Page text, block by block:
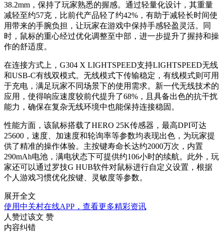
38.2mm，保持了玩家熟悉的握感。通过轻量化设计，其重量
减轻至约57克，比前代产品轻了约42%，有助于减轻长时间使
用带来的手腕负担，让玩家在游戏中保持手感轻盈灵活。同
时，鼠标的重心经过优化调整至中部，进一步提升了握持和操
作的舒适度。
在连接方式上，G304 X LIGHTSPEED支持LIGHTSPEED无线
和USB-C有线双模式。无线模式下传输稳定，有线模式则可用
于充电，满足玩家不同场景下的使用需求。新一代无线技术的
应用，使得响应速度较前代提升了68%，且具备出色的抗干扰
能力，确保在复杂无线环境中也能保持连接稳固。
性能方面，该鼠标搭载了HERO 25K传感器，最高DPI可达
25600，速度、加速度和轮询率等参数均表现出色，为玩家提
供了精准的操作体验。主按键寿命长达约2000万次，内置
290mAh电池，满电状态下可提供约106小时的续航。此外，玩
家还可以通过罗技G HUB软件对鼠标进行自定义设置，根据
个人游戏习惯优化按键、灵敏度等参数。
展开全文
使用中关村在线APP，查看更多精彩资讯
人赞过该文 赞
内容纠错